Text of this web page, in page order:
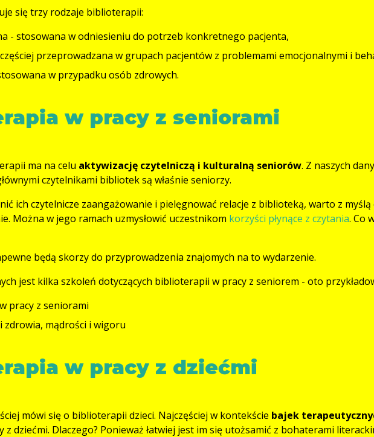
się trzy rodzaje biblioterapii:
- stosowana w odniesieniu do potrzeb konkretnego pacjenta,
przeprowadzana w grupach pacjentów z problemami emocjonalnymi i
w przypadku osób zdrowych.
w pracy z seniorami
ma na celu aktywizację czytelniczą i kulturalną seniorów. Z naszych
czytelnikami bibliotek są właśnie seniorzy.
ich czytelnicze zaangażowanie i pielęgnować relacje z biblioteką, warto z
. Można w jego ramach uzmysłowić uczestnikom korzyści płynące z czytania. Co
będą skorzy do przyprowadzenia znajomych na to wydarzenie.
jest kilka szkoleń dotyczących biblioterapii w pracy z seniorem - oto
pracy z seniorami
zdrowia, mądrości i wigoru
w pracy z dziećmi
mówi się o biblioterapii dzieci. Najczęściej w kontekście bajek
z dziećmi. Dlaczego? Ponieważ łatwiej jest im się utożsamić z bohaterami